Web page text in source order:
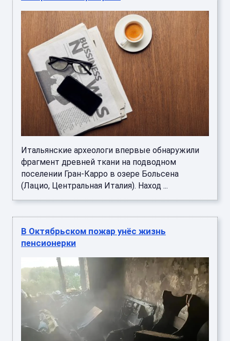
Итальянские археологи впервые обнаружили
фрагмент древней ткани на подводном
поселении Гран-Карро в озере Больсена
(Лацио, Центральная Италия). Наход ...
В Октябрьском пожар унёс жизнь
пенсионерки